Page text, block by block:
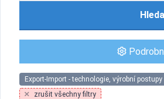
Export-Import - technologie, výrobní postupy
zrušit všechny filtry